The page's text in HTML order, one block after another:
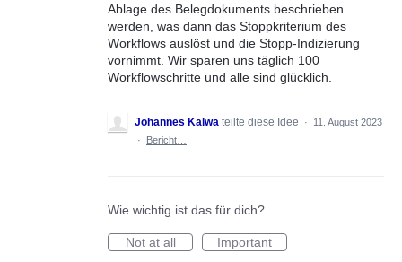
Ablage des Belegdokuments beschrieben
werden, was dann das Stoppkriterium des
Workflows auslöst und die Stopp-Indizierung
vornimmt. Wir sparen uns täglich 100
Workflowschritte und alle sind glücklich.
Johannes Kalwa teilte diese Idee ·
11. August 2023
·
Bericht…
Wie wichtig ist das für dich?
Not at all
Important